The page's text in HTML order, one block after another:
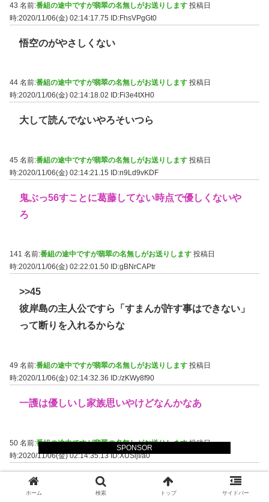
SPONSOR
43 名前:番組の途中ですが翡翠の名無しがお送りします 投稿日
時:2020/11/06(金) 02:14:17.75 ID:FhsVPgGt0
悟空のがやさしくない
44 名前:番組の途中ですが翡翠の名無しがお送りします 投稿日
時:2020/11/06(金) 02:14:18.02
ID:Fi3e4tXH0
大して読んでないやろそいつら
45 名前:番組の途中ですが翡翠の名無しがお送りします 投稿日
時:2020/11/06(金) 02:14:21.15 ID:n9Ld9vKDF
鬼ぶっ56すことに葛藤してない時点で優しくないや
ろ
141 名前:番組の途中ですが翡翠の名無しがお送りします 投稿日
時:2020/11/06(金) 02:22:01.50 ID:gBNrCAPtr
>>45
彼岸島の主人公ですら「すまんが許す事はできない」
って断りを入れるからな
49 名前:番組の途中ですが翡翠の名無しがお送りします 投稿日
時:2020/11/06(金) 02:14:32.36
ID:/zKWy8f90
一護は優しいし家族思いやけどなんかなあ
50 名前:番組の途中ですが翡翠の名無しがお送りします投稿日
時:2020/11/06(金) 02:14:35.13ID:XUSljI/a0
優しさなんて要らないんだが
ホーム 検索 トップ サイドバー